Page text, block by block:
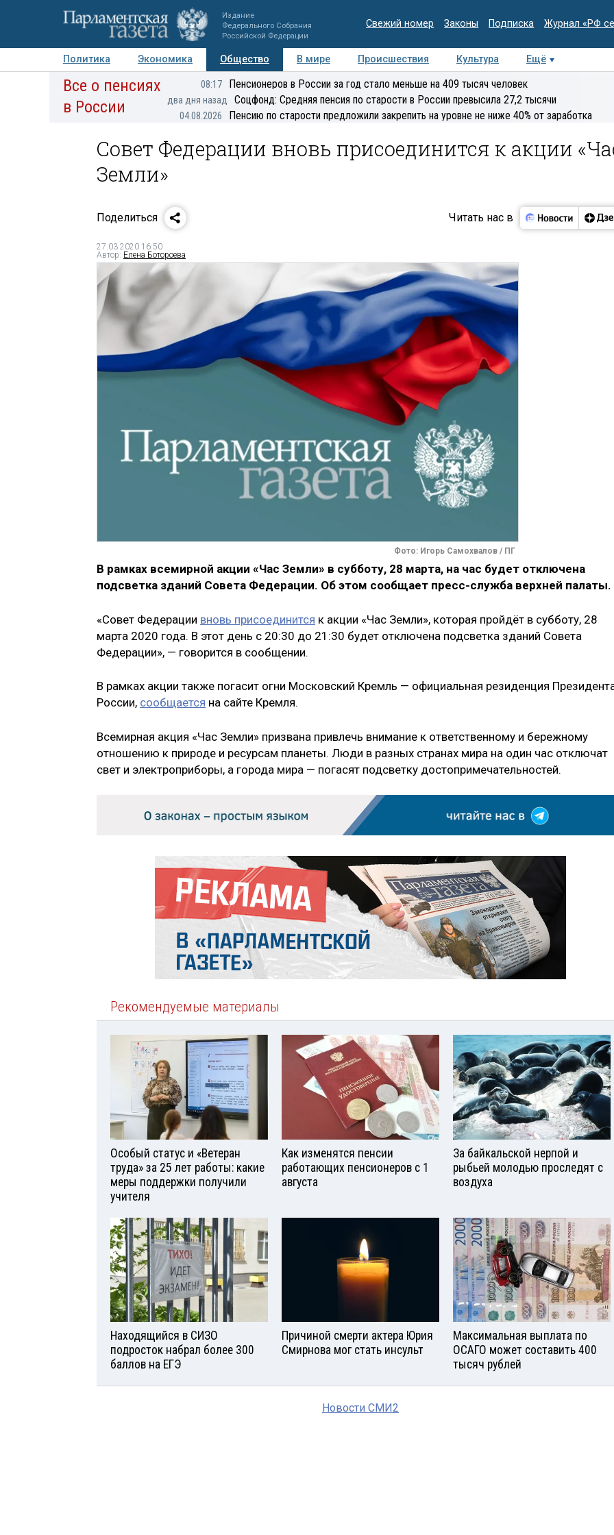
Издание
Федерального Собрания
Российской Федерации
Свежий номер Законы Подписка Журнал «РФ
Политика Экономика Общество В мире Происшествия Культура
Ещё
Авторы Персоны Мнения Регионы Медиацентр Интервью Колумнисты
Все о пенсиях
в России
08:17 Пенсионеров в России за год стало меньше на 409 тысяч человек
два дня назад Соцфонд: Средняя пенсия по старости в России превысила 27,2 тысячи
04.08.2026 Пенсию по старости предложили закрепить на уровне не ниже 40% от заработка
Совет Федерации вновь присоединится к акции
Земли»
Поделиться Читать нас в
27.03.2020 16:50
Автор: Елена Ботороева
Фото: Игорь Самохвалов / ПГ
В рамках всемирной акции «Час Земли» в субботу, 28 марта, на час будет отключена
подсветка зданий Совета Федерации. Об этом сообщает пресс-служба верхней палаты.
«Совет Федерации вновь присоединится к акции «Час Земли», которая пройдёт в субботу, 28
марта 2020 года. В этот день с 20:30 до 21:30 будет отключена подсветка зданий Совета
Федерации», — говорится в сообщении.
В рамках акции также погасит огни Московский Кремль — официальная резиденция
России, сообщается на сайте Кремля.
Всемирная акция «Час Земли» призвана привлечь внимание к ответственному и бережному
отношению к природе и ресурсам планеты. Люди в разных странах мира на один час отключат
свет и электроприборы, а города мира — погасят подсветку достопримечательностей.
Рекомендуемые материалы
Особый статус и «Ветеран
труда» за 25 лет работы: какие
меры поддержки получили
учителя
Как изменятся пенсии
работающих пенсионеров с 1
августа
За байкальской нерпой и
рыбьей молодью проследят с
воздуха
Находящийся в СИЗО
подросток набрал более 300
баллов на ЕГЭ
Причиной смерти актера Юрия
Смирнова мог стать инсульт
Максимальная выплата по
ОСАГО может составить 400
тысяч рублей
Новости СМИ2